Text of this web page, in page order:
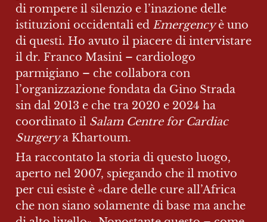
di rompere il silenzio e l’inazione delle
istituzioni occidentali ed Emergency è uno
di questi. Ho avuto il piacere di intervistare
il dr. Franco Masini – cardiologo
parmigiano – che collabora con
l’organizzazione fondata da Gino Strada
sin dal 2013 e che tra 2020 e 2024 ha
coordinato il Salam Centre for Cardiac
Surgery a Khartoum.
Ha raccontato la storia di questo luogo,
aperto nel 2007, spiegando che il motivo
per cui esiste è «dare delle cure all’Africa
che non siano solamente di base ma anche